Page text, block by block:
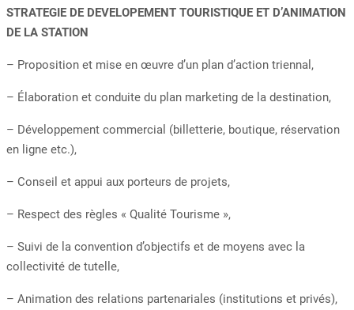
STRATEGIE DE DEVELOPEMENT TOURISTIQUE ET D’ANIMATION
DE LA STATION
– Proposition et mise en œuvre d’un plan d’action triennal,
– Élaboration et conduite du plan marketing de la destination,
– Développement commercial (billetterie, boutique, réservation
en ligne etc.),
– Conseil et appui aux porteurs de projets,
– Respect des règles « Qualité Tourisme »,
– Suivi de la convention d’objectifs et de moyens avec la
collectivité de tutelle,
– Animation des relations partenariales (institutions et privés),